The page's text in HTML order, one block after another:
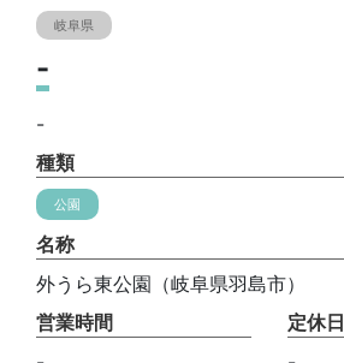
岐阜県
-
-
種類
公園
名称
外うら東公園（岐阜県羽島市）
営業時間
定休日